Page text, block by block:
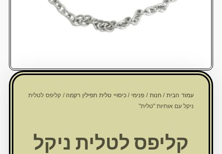
עמוד הבית/חנות/פנימי/כיסויי טלית תפילין רקמה/ קליפס לטלית
ניקל עם אותיות "טלית"
קליפס לטלית ניקל